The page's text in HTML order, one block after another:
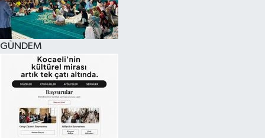
GÜNDEM
Son Dakika Haberleri
Haber Arşivi